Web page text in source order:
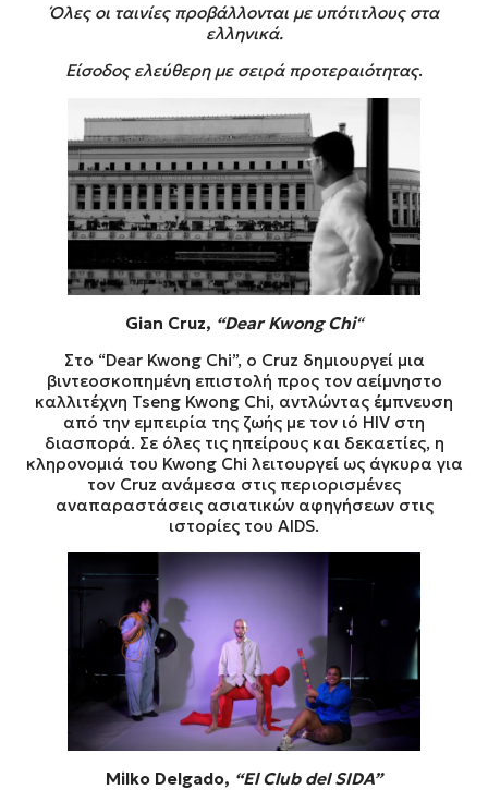
Όλες οι ταινίες προβάλλονται με υπότιτλους στα
ελληνικά.
Είσοδος ελεύθερη με σειρά προτεραιότητας.
Gian Cruz, “Dear Kwong Chi“
Στο “Dear Kwong Chi”, ο Cruz δημιουργεί μια
βιντεοσκοπημένη επιστολή προς τον αείμνηστο
καλλιτέχνη Tseng Kwong Chi, αντλώντας έμπνευση
από την εμπειρία της ζωής με τον ιό HIV στη
διασπορά. Σε όλες τις ηπείρους και δεκαετίες, η
κληρονομιά του Kwong Chi λειτουργεί ως άγκυρα για
τον Cruz ανάμεσα στις περιορισμένες
αναπαραστάσεις ασιατικών αφηγήσεων στις
ιστορίες του AIDS.
Milko Delgado, “El Club del SIDA”